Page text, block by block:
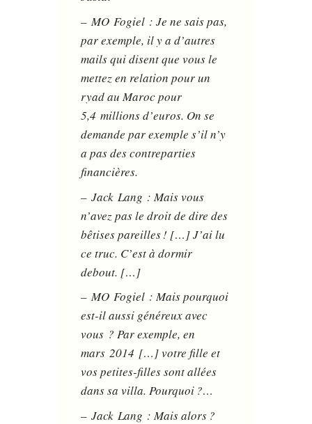
– MO Fogiel : Je ne sais pas,
par exemple, il y a d’autres
mails qui disent que vous le
mettez en relation pour un
ryad au Maroc pour
5,4 millions d’euros. On se
demande par exemple s’il n’y
a pas des contreparties
financières.
– Jack Lang : Mais vous
n’avez pas le droit de dire des
bêtises pareilles ! […] J’ai lu
ce truc. C’est à dormir
debout. […]
– MO Fogiel : Mais pourquoi
est-il aussi généreux avec
vous ? Par exemple, en
mars 2014 […] votre fille et
vos petites-filles sont allées
dans sa villa. Pourquoi ?…
– Jack Lang : Mais alors ?